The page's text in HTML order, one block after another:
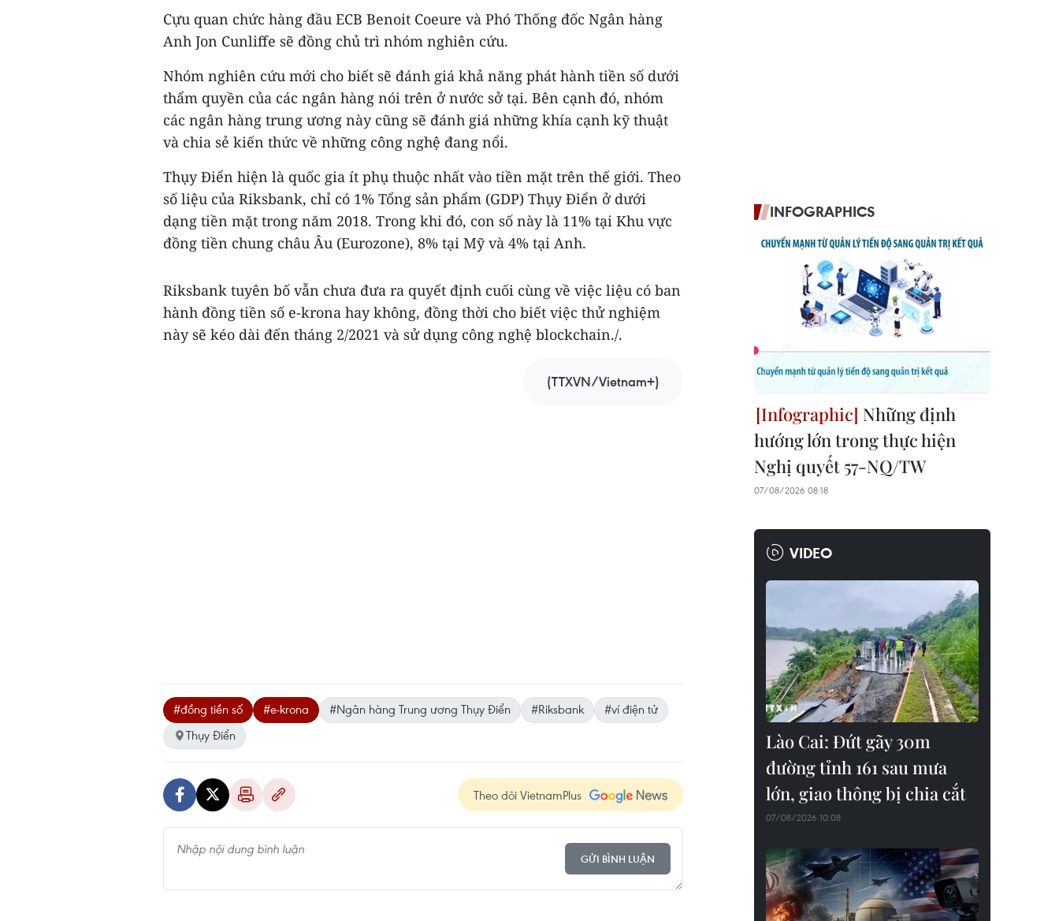
Cựu quan chức hàng đầu ECB Benoit Coeure và Phó Thống đốc Ngân hàng
Anh Jon Cunliffe sẽ đồng chủ trì nhóm nghiên cứu.
Nhóm nghiên cứu mới cho biết sẽ đánh giá khả năng phát hành tiền số dưới
thẩm quyền của các ngân hàng nói trên ở nước sở tại. Bên cạnh đó, nhóm
các ngân hàng trung ương này cũng sẽ đánh giá những khía cạnh kỹ thuật
và chia sẻ kiến thức về những công nghệ đang nổi.
Thụy Điển hiện là quốc gia ít phụ thuộc nhất vào tiền mặt trên thế giới. Theo
số liệu của Riksbank, chỉ có 1% Tổng sản phẩm (GDP) Thụy Điển ở dưới
dạng tiền mặt trong năm 2018. Trong khi đó, con số này là 11% tại Khu vực
đồng tiền chung châu Âu (Eurozone), 8% tại Mỹ và 4% tại Anh.
Riksbank tuyên bố vẫn chưa đưa ra quyết định cuối cùng về việc liệu có ban
hành đồng tiền số e-krona hay không, đồng thời cho biết việc thử nghiệm
này sẽ kéo dài đến tháng 2/2021 và sử dụng công nghệ blockchain./.
(TTXVN/Vietnam+)
#đồng tiền số #e-krona #Ngân hàng Trung ương Thụy Điển #Riksbank
#ví điện tử
Thụy Điển
Theo dõi VietnamPlus
GỬI BÌNH LUẬN
INFOGRAPHICS
Những định
hướng lớn trong thực hiện
Nghị quyết 57-NQ/TW
07/08/2026 08:18
VIDEO
Lào Cai: Đứt gãy 30m
đường tỉnh 161 sau mưa
lớn, giao thông bị chia cắt
07/08/2026 10:08